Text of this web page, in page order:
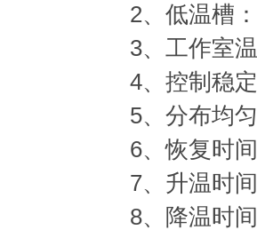
2、低温槽
3、工作室
4、控制稳
5、分布均
6、恢复时
7、升温时
8、降温时